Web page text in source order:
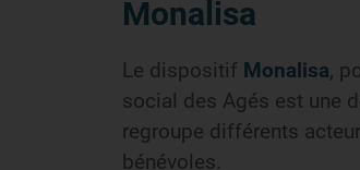
Monalisa
Le dispositif Monalisa,
social des Agés est une
regroupe différents
bénévoles.